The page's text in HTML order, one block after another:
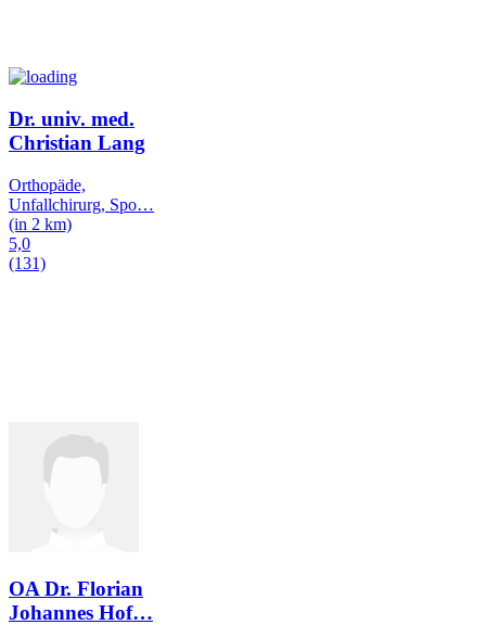
Dr. univ. med.
Christian Lang
Orthopäde,
Unfallchirurg, Spo…
(in 2 km)
5,0
(131)
OA Dr. Florian
Johannes Hof…